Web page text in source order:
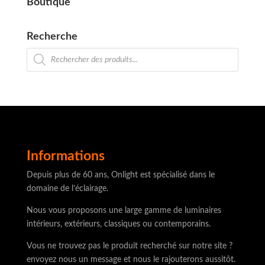
Boutique
Recherche
Recherche
de
produits
Informations
Depuis plus de 60 ans, Onlight est spécialisé dans le
domaine de l’éclairage.
Nous vous proposons une large gamme de luminaires
intérieurs, extérieurs, classiques ou contemporains.
Vous ne trouvez pas le produit recherché sur notre site ?
envoyez nous un message et nous le rajouterons aussitôt.